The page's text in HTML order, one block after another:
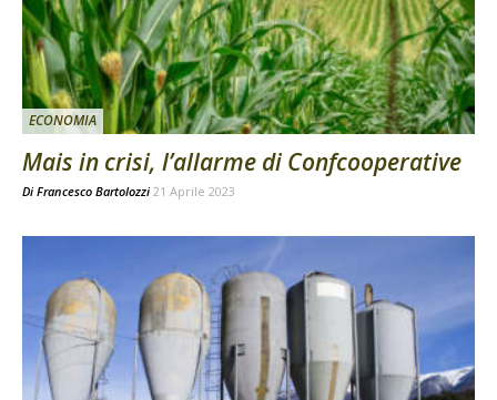
ECONOMIA
Mais in crisi, l’allarme di Confcooperative
Di Francesco Bartolozzi 21 Aprile 2023